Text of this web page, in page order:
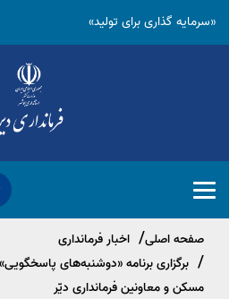
«سرمایه گذاری برای تولید»
صفحه اصلی
اخبار فرمانداری
برگزاری برنامه «دوشنبه‌های
مسکن و معاونین فرمانداری دیّر